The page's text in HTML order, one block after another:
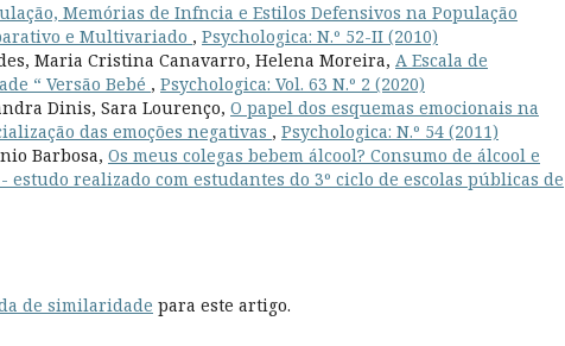
Memórias de Infncia e Estilos Defensivos na População
e Multivariado , Psychologica: N.º 52-II (2010)
Maria Cristina Canavarro, Helena Moreira, A Escala de
“ Versão Bebé , Psychologica: Vol. 63 N.º 2 (2020)
Dinis, Sara Lourenço, O papel dos esquemas emocionais na
das emoções negativas , Psychologica: N.º 54 (2011)
Barbosa, Os meus colegas bebem álcool? Consumo de álcool e
estudo realizado com estudantes do 3º ciclo de escolas públicas de
de similaridade para este artigo.